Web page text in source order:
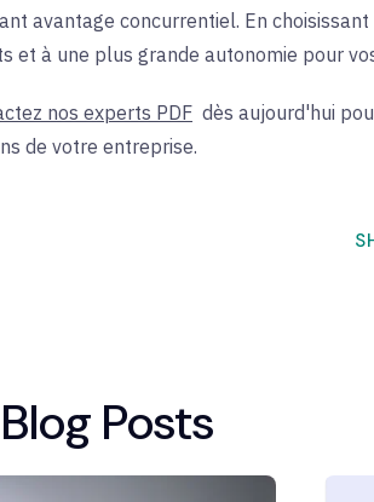
avantage concurrentiel. En
et à une plus grande autonomie pour
nos experts PDF dès aujourd'hui
de votre entreprise.
Posts